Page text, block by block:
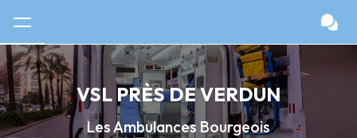
VSL PRÈS DE VERDUN
Les Ambulances Bourgeois